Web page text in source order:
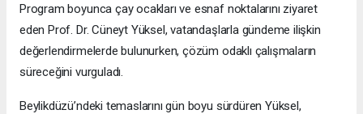
Program boyunca çay ocakları ve esnaf noktalarını ziyaret
eden Prof. Dr. Cüneyt Yüksel, vatandaşlarla gündeme ilişkin
değerlendirmelerde bulunurken, çözüm odaklı çalışmaların
süreceğini vurguladı.
Beylikdüzü’ndeki temaslarını gün boyu sürdüren Yüksel,